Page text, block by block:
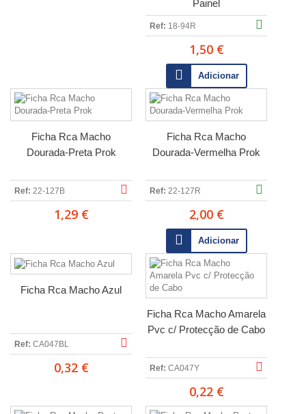
Painel
Ref: 18-94R
1,50 €
Adicionar
Ficha Rca Macho
Dourada-Preta Prok
Ref: 22-127B
1,29 €
Ficha Rca Macho
Dourada-Vermelha Prok
Ref: 22-127R
2,00 €
Adicionar
Ficha Rca Macho Azul
Ref: CA047BL
0,32 €
Ficha Rca Macho Amarela
Pvc c/ Protecção de Cabo
Ref: CA047Y
0,22 €